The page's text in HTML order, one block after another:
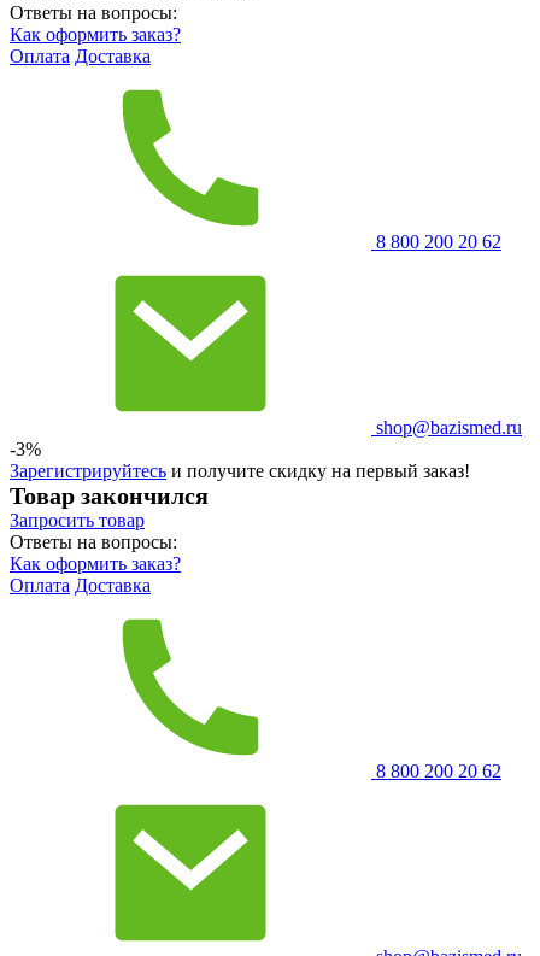
Ответы на вопросы:
Как оформить заказ?
Оплата Доставка
8 800 200 20 62
shop@bazismed.ru
-3%
Зарегистрируйтесь и получите скидку на первый заказ!
Товар закончился
Запросить товар
Ответы на вопросы:
Как оформить заказ?
Оплата Доставка
8 800 200 20 62